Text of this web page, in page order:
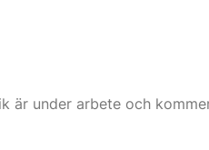
är under arbete och